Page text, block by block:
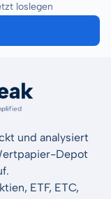
loslegen
und analysiert
Depot
ETF, ETC,